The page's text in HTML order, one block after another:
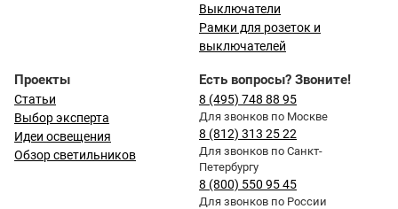
Выключатели
Рамки для розеток и
выключателей
Проекты
Статьи
Выбор эксперта
Идеи освещения
Обзор светильников
Есть вопросы? Звоните!
8 (495) 748 88 95
Для звонков по Москве
8 (812) 313 25 22
Для звонков по Санкт-
Петербургу
8 (800) 550 95 45
Для звонков по России